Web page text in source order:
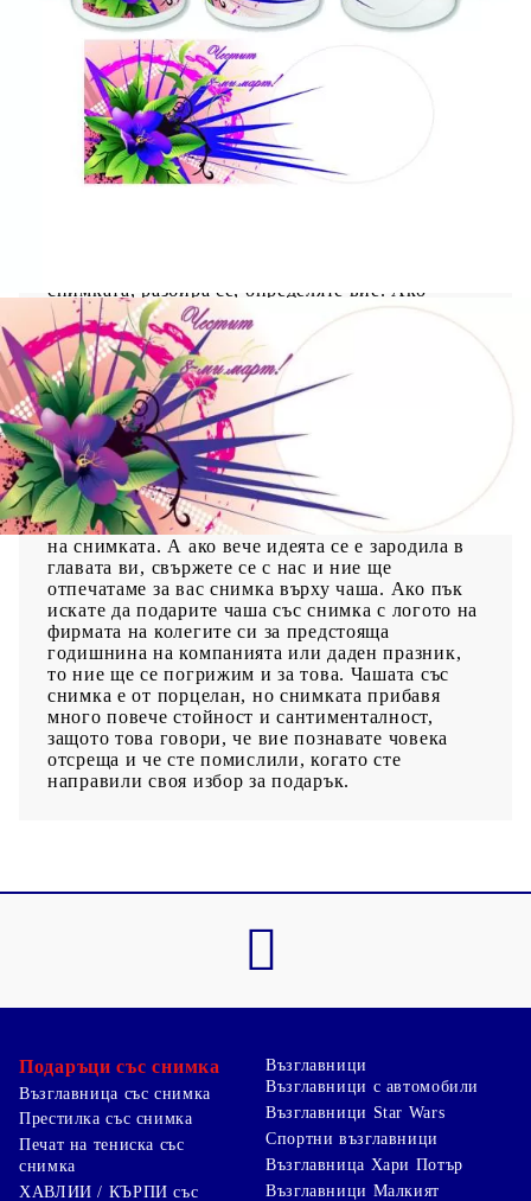
Когато сутрин пием кафе или чай, обикновено
избираме любимата си чаша. Може би искате да
подарите нещо лично на ваш близък, който
обича да пие кафе. А защо да не е чаша със
снимка? Така всеки път, когато отпива от чая
или кафето си, вашият близък ще се сеща за вас.
Независимо за кого е, получателят ще се зарадва
на този практичен, а същевременно и личен
подарък, тъй като не сте отбили номера просто
снимката, разбира се, определяте вие. Ако
искате да подарите чаша със снимка на вашия
любим, възможни варианти са снимката да е на
любимия му футболен отбор или определена
марка кола. Ако пък чашата със снимка ще е
следващия подарък за вашата приятелка, ваша
обща снимка или картинка с цветя и сърца, а
защо не и с дадено послание, със сигурност ще я
накара да се усмихне и сутрин да се наслаждава
докато отпива от кафето си. Това са само
няколко варианти, които ние ви предлагаме, ако
не знаете какво точно искате да е съдържанието
на снимката. А ако вече идеята се е зародила в
главата ви, свържете се с нас и ние ще
отпечатаме за вас снимка върху чаша. Ако пък
искате да подарите чаша със снимка с логото на
фирмата на колегите си за предстояща
годишнина на компанията или даден празник,
то ние ще се погрижим и за това. Чашата със
снимка е от порцелан, но снимката прибавя
много повече стойност и сантименталност,
защото това говори, че вие познавате човека
отсреща и че сте помислили, когато сте
направили своя избор за подарък.
Подаръци със снимка
Възглавница със снимка
Престилка със снимка
Печат на тениска със
снимка
ХАВЛИИ / КЪРПИ със
Възглавници
Възглавници с автомобили
Възглавници Star Wars
Спортни възглавници
Възглавница Хари Потър
Възглавници Малкият